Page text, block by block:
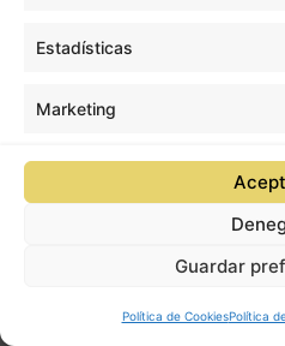
Estadísticas
Marketing
Guardar
Política de CookiesPolítica